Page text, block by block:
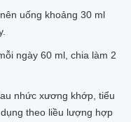
uống khoảng 30 ml
ngày 60 ml, chia làm 2
nhức xương khớp, tiểu
theo liều lượng hợp